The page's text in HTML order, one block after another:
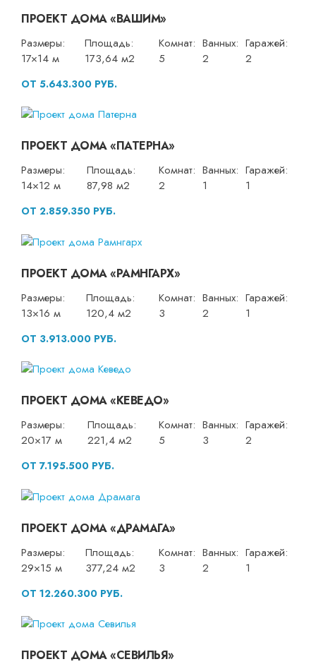
ПРОЕКТ ДОМА «ВАШИМ»
Размеры:
17×14 м
Площадь:
173,64 м2
Комнат:
5
Ванных:
2
Гаражей:
2
ОТ 5.643.300 РУБ.
ПРОЕКТ ДОМА «ПАТЕРНА»
Размеры:
14×12 м
Площадь:
87,98 м2
Комнат:
2
Ванных:
1
Гаражей:
1
ОТ 2.859.350 РУБ.
ПРОЕКТ ДОМА «РАМНГАРХ»
Размеры:
13×16 м
Площадь:
120,4 м2
Комнат:
3
Ванных:
2
Гаражей:
1
ОТ 3.913.000 РУБ.
ПРОЕКТ ДОМА «КЕВЕДО»
Размеры:
20×17 м
Площадь:
221,4 м2
Комнат:
5
Ванных:
3
Гаражей:
2
ОТ 7.195.500 РУБ.
ПРОЕКТ ДОМА «ДРАМАГА»
Размеры:
29×15 м
Площадь:
377,24 м2
Комнат:
3
Ванных:
2
Гаражей:
1
ОТ 12.260.300 РУБ.
ПРОЕКТ ДОМА «СЕВИЛЬЯ»